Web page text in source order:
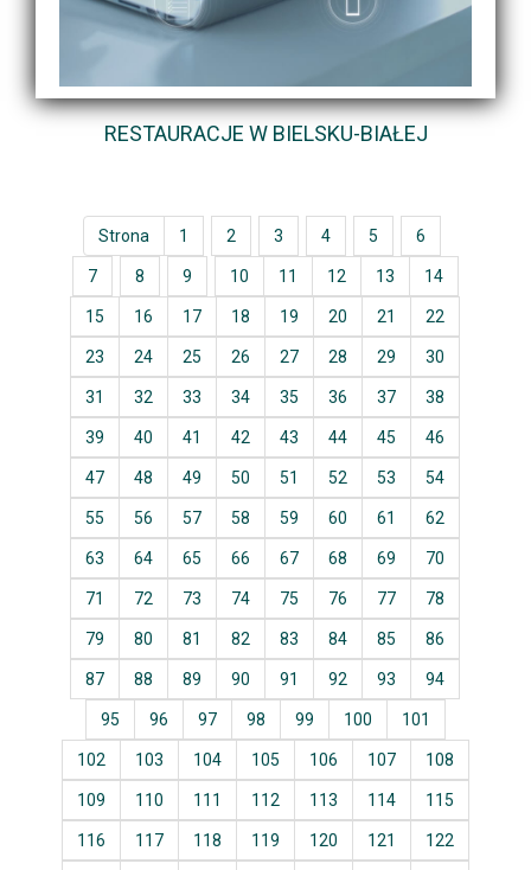
RESTAURACJE W BIELSKU-BIAŁEJ
Strona 1 2 3 4 5 6
7 8 9 10 11 12 13 14
15 16 17 18 19 20 21 22
23 24 25 26 27 28 29 30
31 32 33 34 35 36 37 38
39 40 41 42 43 44 45 46
47 48 49 50 51 52 53 54
55 56 57 58 59 60 61 62
63 64 65 66 67 68 69 70
71 72 73 74 75 76 77 78
79 80 81 82 83 84 85 86
87 88 89 90 91 92 93 94
95 96 97 98 99 100 101
102 103 104 105 106 107 108
109 110 111 112 113 114 115
116 117 118 119 120 121 122